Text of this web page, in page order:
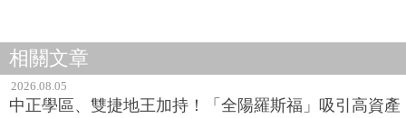
相關文章
2026.08.05
中正學區、雙捷地王加持！「全陽羅斯福」吸引高資產